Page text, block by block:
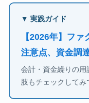
▼ 実践ガイド
【2026年】フ
注意点、資金調
会計・資金繰りの
肢もチェックしてみ